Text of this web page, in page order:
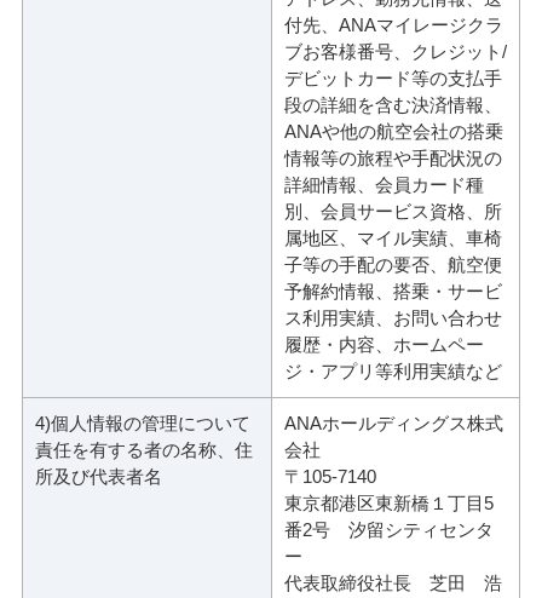
付先、ANAマイレージクラ
ブお客様番号、クレジット/
デビットカード等の支払手
段の詳細を含む決済情報、
ANAや他の航空会社の搭乗
情報等の旅程や手配状況の
詳細情報、会員カード種
別、会員サービス資格、所
属地区、マイル実績、車椅
子等の手配の要否、航空便
予解約情報、搭乗・サービ
ス利用実績、お問い合わせ
履歴・内容、ホームペー
ジ・アプリ等利用実績など
4)個人情報の管理について
責任を有する者の名称、住
所及び代表者名
ANAホールディングス株式
会社
〒105-7140
東京都港区東新橋１丁目5
番2号 汐留シティセンタ
ー
代表取締役社長 芝田 浩